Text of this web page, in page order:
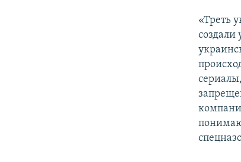
«Треть
создали